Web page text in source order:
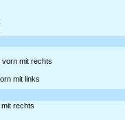
mit rechts
mit links
rechts